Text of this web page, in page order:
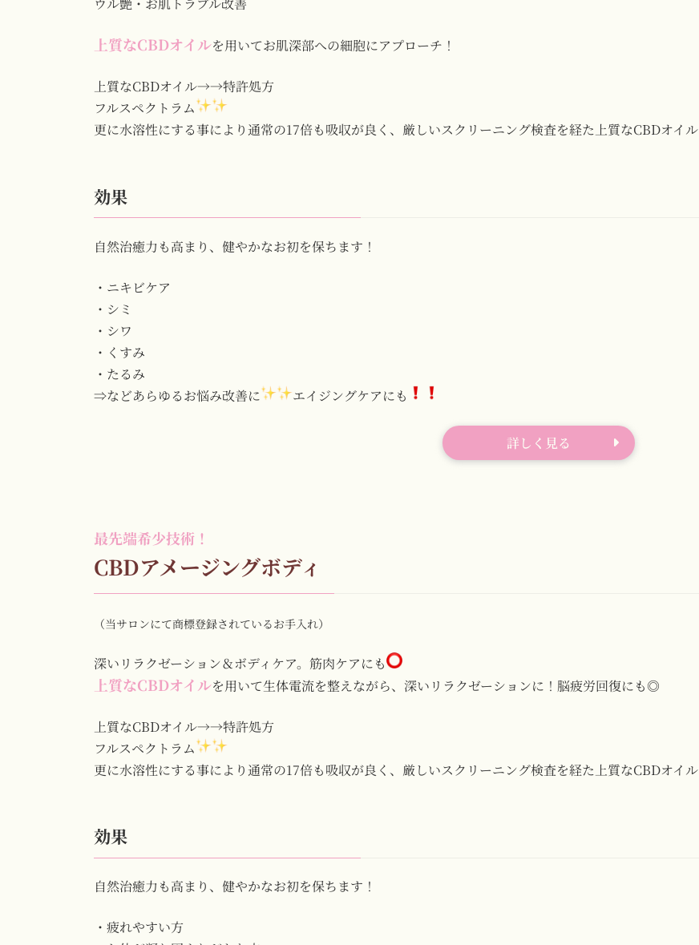
ウル艶・お肌トラブル改善
上質なCBDオイルを用いてお肌深部への細胞にアプローチ！
上質なCBDオイル→→特許処方
フルスペクトラム
更に水溶性にする事により通常の17倍も吸収が良く、厳しいスクリーニング検査を経た上質なCBDオイル
効果
自然治癒力も高まり、健やかなお初を保ちます！
・ニキビケア
・シミ
・シワ
・くすみ
・たるみ
⇒などあらゆるお悩み改善に
エイジングケアにも
詳しく見る
CBDアメージングボディ
（当サロンにて商標登録されているお手入れ）
深いリラクゼーション＆ボディケア。筋肉ケアにも
上質なCBDオイルを用いて生体電流を整えながら、深いリラクゼーションに！脳疲労回復にも◎
上質なCBDオイル→→特許処方
フルスペクトラム
更に水溶性にする事により通常の17倍も吸収が良く、厳しいスクリーニング検査を経た上質なCBDオイル
効果
自然治癒力も高まり、健やかなお初を保ちます！
・疲れやすい方